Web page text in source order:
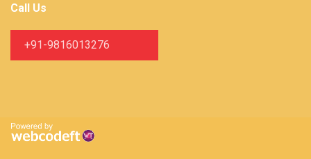
Call Us
+91-9816013276